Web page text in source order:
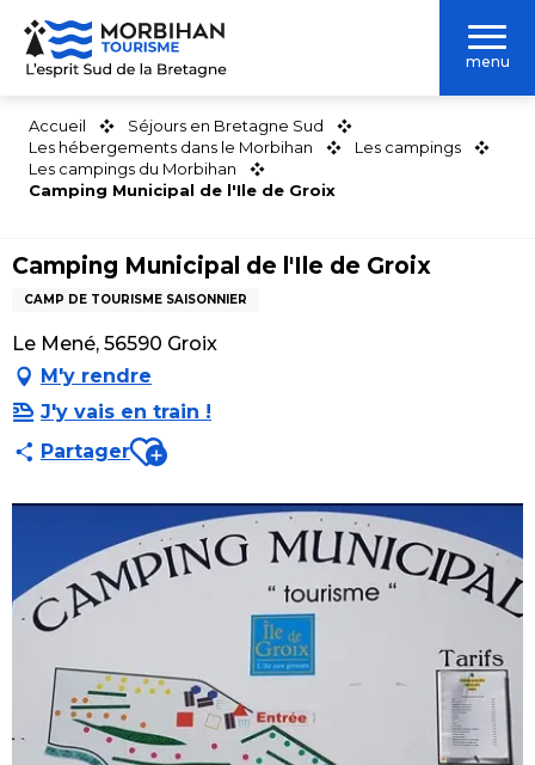
Aller
contenu
menu
Accueil
Séjours en Bretagne Sud
Les hébergements dans le Morbihan
Les campings
Les campings du Morbihan
Camping Municipal de l'Ile de Groix
Camping Municipal de l'Ile de Groix
CAMP DE TOURISME SAISONNIER
Le Mené, 56590 Groix
M'y rendre
J'y vais en train !
PartagerAjouter aux favoris